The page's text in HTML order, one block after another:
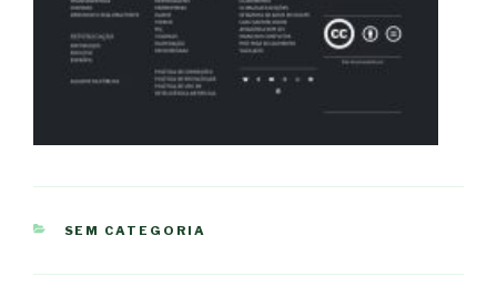
CATEGORIES
SEM CATEGORIA